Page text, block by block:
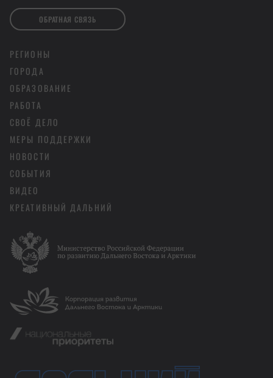
РЕГИОНЫ
ГОРОДА
ОБРАЗОВАНИЕ
РАБОТА
СВОЁ ДЕЛО
МЕРЫ ПОДДЕРЖКИ
НОВОСТИ
СОБЫТИЯ
ВИДЕО
КРЕАТИВНЫЙ ДАЛЬНИЙ
ОБРАТНАЯ СВЯЗЬ